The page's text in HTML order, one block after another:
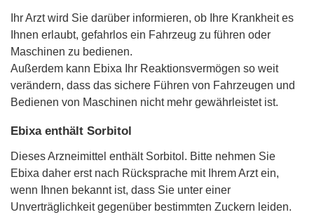
Ihr Arzt wird Sie darüber informieren, ob Ihre Krankheit es
Ihnen erlaubt, gefahrlos ein Fahrzeug zu führen oder
Maschinen zu bedienen.
Außerdem kann Ebixa Ihr Reaktionsvermögen so weit
verändern, dass das sichere Führen von Fahrzeugen und
Bedienen von Maschinen nicht mehr gewährleistet ist.
Ebixa enthält Sorbitol
Dieses Arzneimittel enthält Sorbitol. Bitte nehmen Sie
Ebixa daher erst nach Rücksprache mit Ihrem Arzt ein,
wenn Ihnen bekannt ist, dass Sie unter einer
Unverträglichkeit gegenüber bestimmten Zuckern leiden.